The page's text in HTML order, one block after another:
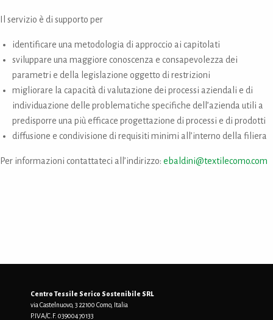
Il servizio è di supporto per
identificare una metodologia di approccio ai capitolati
sviluppare una maggiore conoscenza e consapevolezza dei
parametri e della legislazione oggetto di restrizioni
migliorare la capacità di valutazione dei processi aziendali e di
individuazione delle problematiche specifiche dell’azienda utili a
predisporre una più efficace progettazione di processi e di prodotti
diffusione e condivisione di requisiti minimi all’interno della filiera
Per informazioni contattateci all’indirizzo: ebaldini@textilecomo.com
Centro Tessile Serico Sostenibile SRL
via Castelnuovo, 3 22100 Como, Italia
P.IVA/C.F. 03900470133